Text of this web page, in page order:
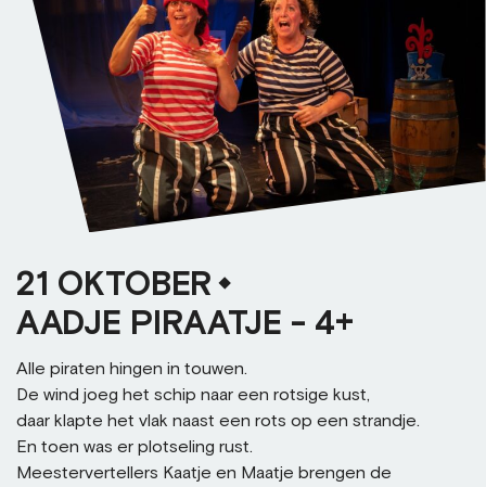
21 OKTOBER
AADJE PIRAATJE - 4+
Alle piraten hingen in touwen.
De wind joeg het schip naar een rotsige kust,
daar klapte het vlak naast een rots op een strandje.
En toen was er plotseling rust.
Meestervertellers Kaatje en Maatje brengen de